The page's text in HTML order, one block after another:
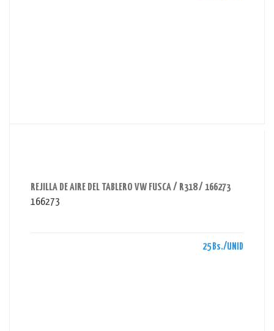
REJILLA DE AIRE DEL TABLERO VW FUSCA / R318 / 166273
166273
25 Bs./UNID